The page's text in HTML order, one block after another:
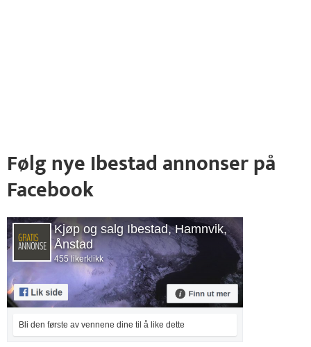
Følg nye Ibestad annonser på
Facebook
Kjøp og salg Ibestad, Hamnvik,
Ånstad
455 likerklikk
Bli den første av vennene dine til å like dette